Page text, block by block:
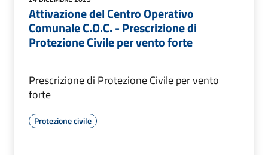
Attivazione del Centro Operativo
Comunale C.O.C. - Prescrizione di
Protezione Civile per vento forte
Prescrizione di Protezione Civile per vento
forte
Protezione civile